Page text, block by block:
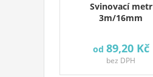
Svinovací metr
3m/16mm
od 89,20 Kč
bez DPH